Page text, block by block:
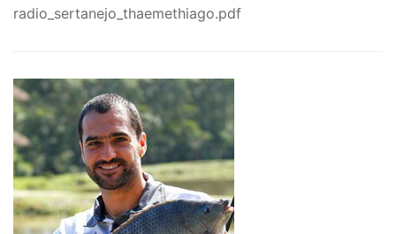
radio_sertanejo_thaemethiago.pdf